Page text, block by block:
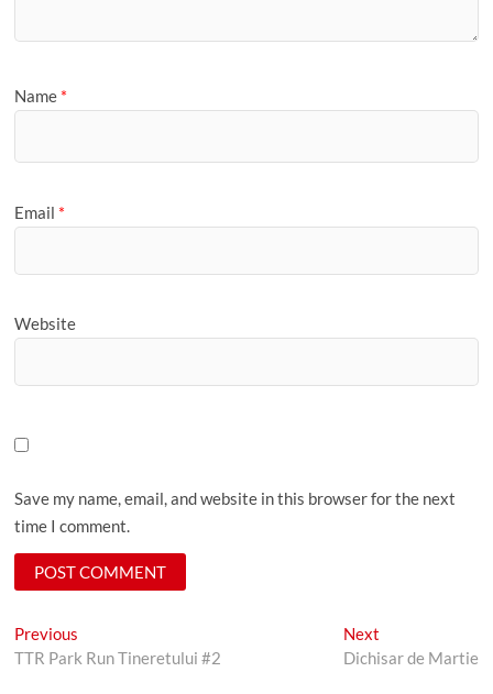
Name *
Email *
Website
Save my name, email, and website in this browser for the next
time I comment.
Post
navigation
Previous
post:
TTR Park Run Tineretului #2
NextNext
post:
Dichisar de Martie